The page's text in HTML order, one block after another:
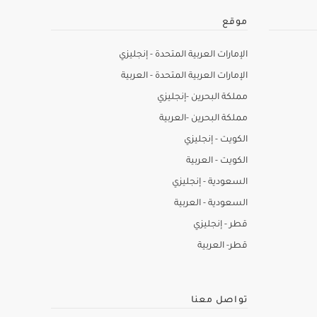
موقع
الإمارات العربية المتحدة - إنجليزي
الإمارات العربية المتحدة - العربية
مملكة البحرين -إنجليزي
مملكة البحرين -العربية
الكويت - إنجليزي
الكويت - العربية
السعودية - إنجليزي
السعودية - العربية
قطر - إنجليزي
قطر- العربية
تواصل معنا